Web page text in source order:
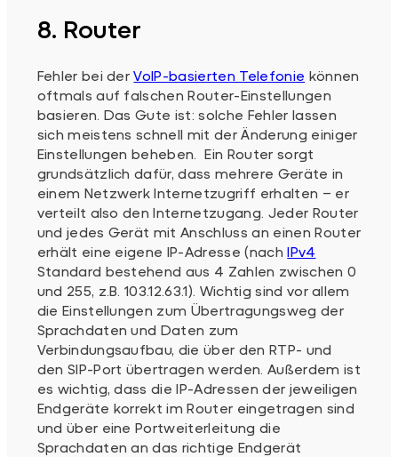
8. Router
Fehler bei derVoIP-basierten Telefonie können
oftmals auf falschen Router-Einstellungen
basieren. Das Gute ist: solche Fehler lassen
sich meistens schnell mit der Änderung einiger
Einstellungen beheben. Ein Router sorgt
grundsätzlich dafür, dass mehrere Geräte in
einem Netzwerk Internetzugriff erhalten – er
verteilt also den Internetzugang. Jeder Router
und jedes Gerät mit Anschluss an einen Router
erhält eine eigene IP-Adresse (nachIPv4
Standard bestehend aus 4 Zahlen zwischen 0
und 255, z.B. 103.12.63.1). Wichtig sind vor allem
die Einstellungen zum Übertragungsweg der
Sprachdaten und Daten zum
Verbindungsaufbau, die über den RTP- und
den SIP-Port übertragen werden. Außerdem ist
es wichtig, dass die IP-Adressen der jeweiligen
Endgeräte korrekt im Router eingetragen sind
und über eine Portweiterleitung die
Sprachdaten an das richtige Endgerät